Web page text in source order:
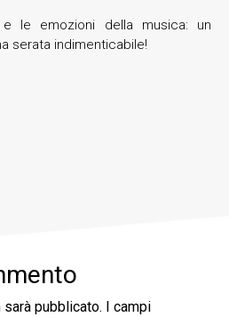
le emozioni della musica: un
serata indimenticabile!
sarà pubblicato.
I campi